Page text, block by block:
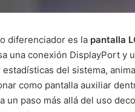
diferenciador es la pantalla
una conexión DisplayPort y
del sistema,
como pantalla auxiliar
un paso más allá del uso